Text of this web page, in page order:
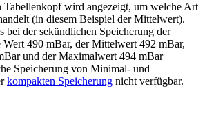
Tabellenkopf wird angezeigt, um welche Art
(in diesem Beispiel der Mittelwert).
bei der sekündlichen Speicherung der
Wert 490 mBar, der Mittelwert 492 mBar,
und der Maximalwert 494 mBar
Speicherung von Minimal- und
kompakten Speicherung nicht verfügbar.